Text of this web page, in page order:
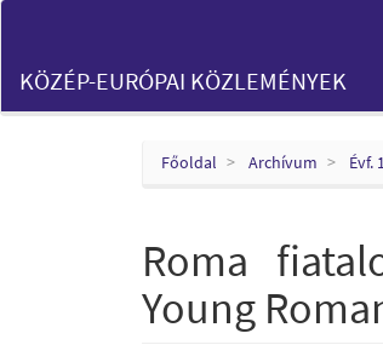
Content
Sidebar
KÖZÉP-EURÓPAI KÖZLEMÉNYEK
Főoldal Archívum Évf.
Roma
Young